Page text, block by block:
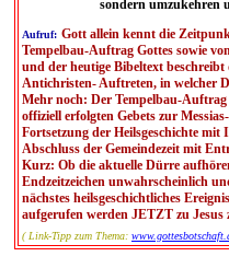
sondern umzukehren
Aufruf: Gott allein kennt die
Tempelbau-Auftrag Gottes sowie
und der heutige Bibeltext
Antichristen- Auftreten, in welcher
Mehr noch: Der Tempelbau-
offiziell erfolgten Gebets zur
Fortsetzung der Heilsgeschichte mit
Abschluss der Gemeindezeit mit
Kurz: Ob die aktuelle Dürre
Endzeitzeichen unwahrscheinlich
nächstes heilsgeschichtliches
aufgerufen werden JETZT zu Jesus
( Link-Tipp zum Thema: